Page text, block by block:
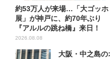
約53万人が来場…「大ゴッホ
展」が神戸に、約70年ぶり
『アルルの跳ね橋』来日！
お...
2026.08.08
大阪・中之島の